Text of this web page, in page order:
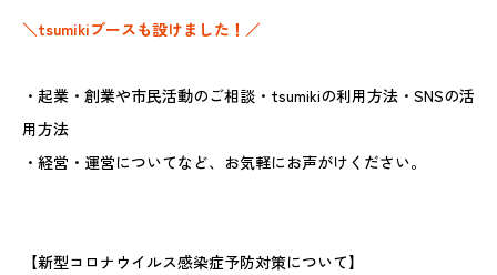
＼tsumikiブースも設けました！／
・起業・創業や市民活動のご相談・tsumikiの利用方法・SNSの活
用方法
・経営・運営についてなど、お気軽にお声がけください。
【新型コロナウイルス感染症予防対策について】